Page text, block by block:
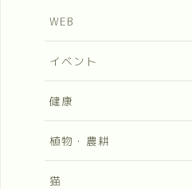
WEB
イベント
健康
植物・農耕
猫